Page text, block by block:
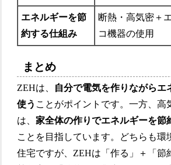
エネルギーを節
約する仕組み
断熱・高気密＋
コ機器の使用
まとめ
ZEHは、 自分で電気を作りながらエ
使う ことがポイントです。一方、高
は、家全体の作りでエネルギーを節
ことを目指しています。どちらも環
住宅ですが、ZEHは「作る」＋「節